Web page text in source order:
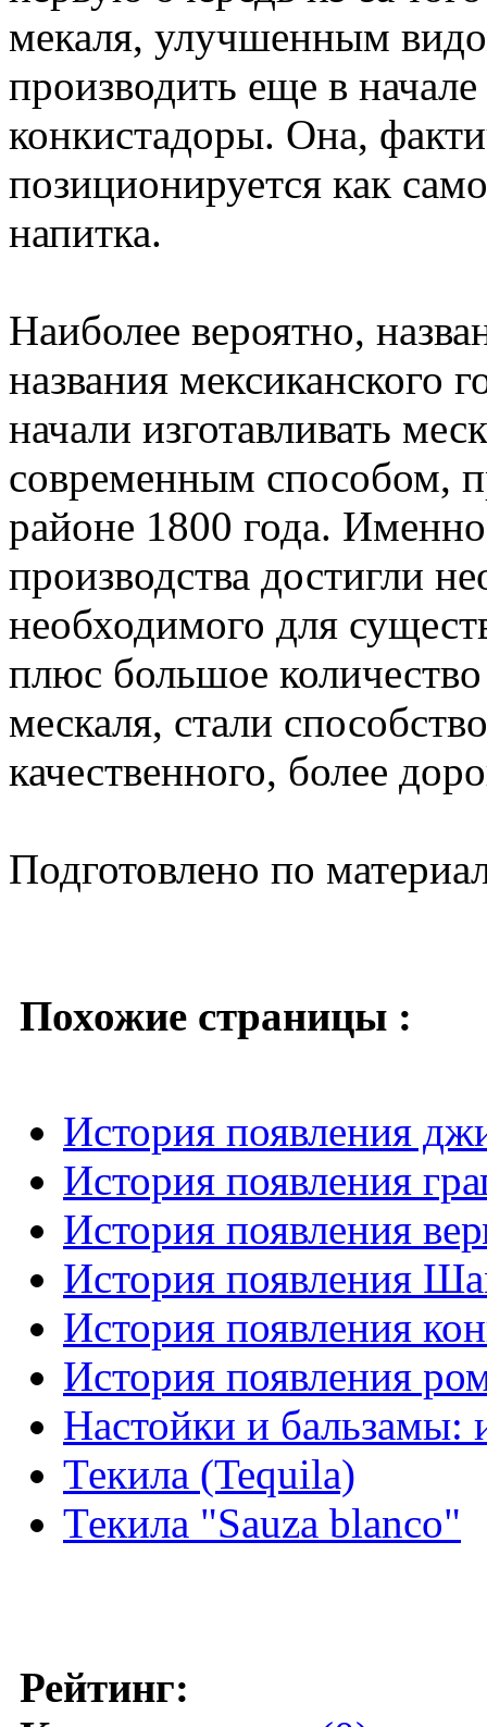
мекаля, улучшенным
производить еще в
конкистадоры. Она,
позиционируется как
напитка.
Наиболее вероятно,
названия мексиканского
начали изготавливать
современным способом,
районе 1800 года.
производства достигли
необходимого для
плюс большое
мескаля, стали
качественного, более
Подготовлено по
Похожие страницы :
История появления
История появления
История появления
История появления
История появления
История появления
Настойки и бальзамы:
Текила (Tequila)
Текила "Sauza blanco"
Рейтинг: